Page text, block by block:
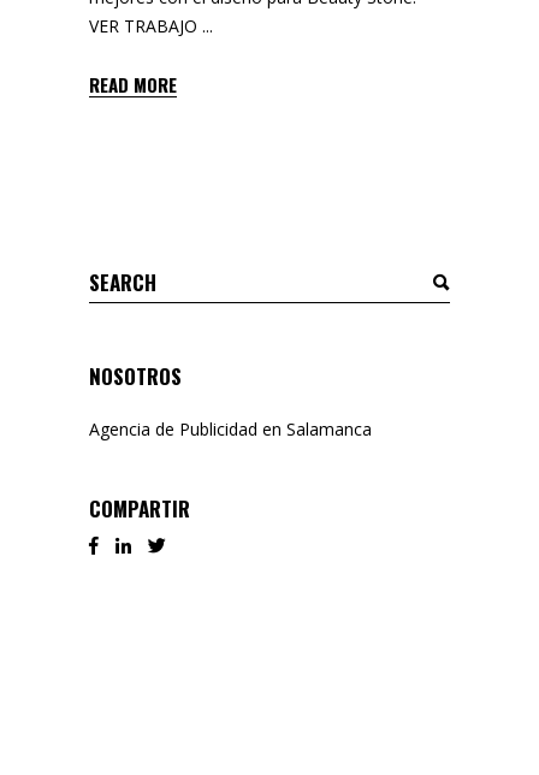
VER TRABAJO
READ MORE
Search
for:
NOSOTROS
Agencia de Publicidad en Salamanca
COMPARTIR